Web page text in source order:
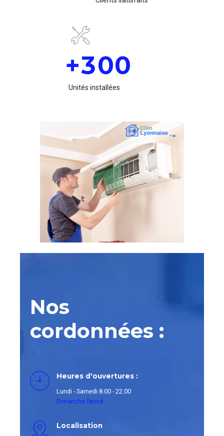
5
6
7
8
9
0
8
9
+
2
3
4
6
7
8
9
0
00
Unités installées
Nos
cordonnées :
Heures d'ouvertures :
Lundi - Samedi 8.00 - 22.00
Dimanche fermé
Localisation